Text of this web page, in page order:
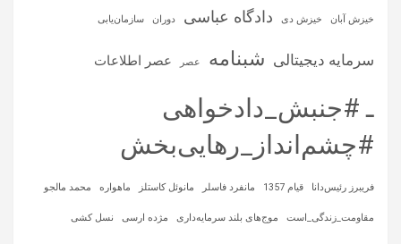
خیزش آبان خیزش دی دادگاه عباسی دوران سازمان‌یابی
سرمایه‌ دیجیتالی شبنامه عصر عصر اطلاعات
ـ #جنبش_دادخواهی
#چشم‌انداز_رهایی‌بخش
فریبرز رئیس‌دانا قیام 1357 مانفرد فاسلر مانوئل کاستلز ماهواره‌ محمد مالجو
مقاومت_زندگی_است موج‌های بلند سرمایه‌داری مژده ارسی نسل کشی